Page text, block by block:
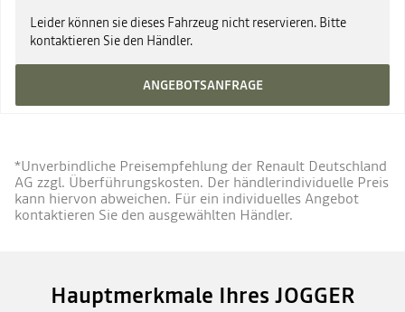
Leider können sie dieses Fahrzeug nicht reservieren. Bitte
kontaktieren Sie den Händler.
ANGEBOTSANFRAGE
*Unverbindliche Preisempfehlung der Renault Deutschland
AG zzgl. Überführungskosten. Der händlerindividuelle Preis
kann hiervon abweichen. Für ein individuelles Angebot
kontaktieren Sie den ausgewählten Händler.
Hauptmerkmale Ihres JOGGER